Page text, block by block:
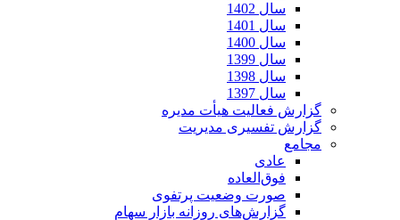
سال 1402
سال 1401
سال 1400
سال 1399
سال 1398
سال 1397
گزارش فعالیت هیأت مدیره
گزارش تفسیری مدیریت
مجامع
عادی
فوق‌العاده
صورت وضعیت پرتفوی
گزارش‌های روزانه بازار سهام